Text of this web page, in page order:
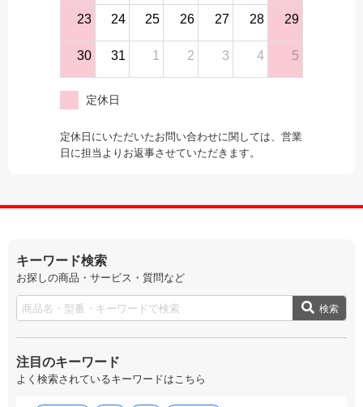
23 24 25 26 27 28 29
30 31 1 2 3 4 5
定休日
定休日にいただいたお問い合わせに関しては、営業
日に担当よりお返事させていただきます。
キーワード検索
お探しの商品・サービス・質問など
検索
注目のキーワード
よく検索されているキーワードはこちら